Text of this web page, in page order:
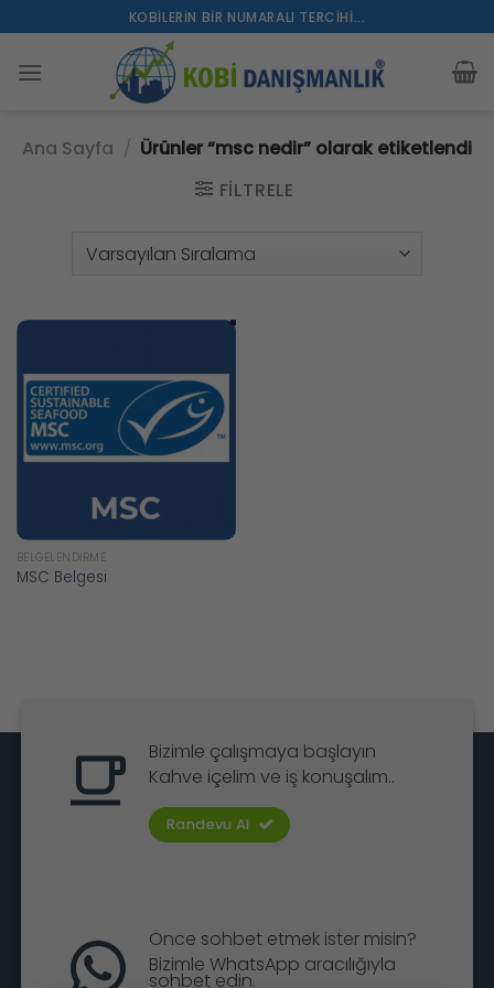
atla
KOBILERIN BIR NUMARALI TERCIHI...
Ana Sayfa / Ürünler “msc nedir” olarak etiketlendi
FILTRELE
BELGELENDIRME
MSC Belgesi
Bizimle çalışmaya başlayın
Kahve içelim ve iş konuşalım..
Randevu Al
Önce sohbet etmek ister misin?
Bizimle WhatsApp aracılığıyla
sohbet edin.